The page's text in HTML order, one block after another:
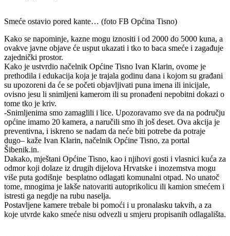
Smeće ostavio pored kante… (foto FB Općina Tisno)
Kako se napominje, kazne mogu iznositi i od 2000 do 5000 kuna, a
ovakve javne objave će usput ukazati i tko to baca smeće i zagađuje
zajednički prostor.
Kako je ustvrdio načelnik Općine Tisno Ivan Klarin, ovome je
prethodila i edukacija koja je trajala godinu dana i kojom su građani
su upozoreni da će se početi objavljivati puna imena ili inicijale,
ovisno jesu li snimljeni kamerom ili su pronađeni nepobitni dokazi o
tome tko je kriv.
-Snimljenima smo zamaglili i lice. Upozoravamo sve da na području
općine imamo 20 kamera, a naručili smo ih još deset. Ova akcija je
preventivna, i iskreno se nadam da neće biti potrebe da potraje
dugo– kaže Ivan Klarin, načelnik Općine Tisno, za portal
Šibenik.in.
Dakako, mještani Općine Tisno, kao i njihovi gosti i vlasnici kuća za
odmor koji dolaze iz drugih dijelova Hrvatske i inozemstva mogu
više puta godišnje besplatno odlagati komunalni otpad. No unatoč
tome, mnogima je lakše natovariti autoprikolicu ili kamion smećem i
istresti ga negdje na rubu naselja.
Postavljene kamere trebale bi pomoći i u pronalasku takvih, a za
koje utvrde kako smeće nisu odvezli u smjeru propisanih odlagališta.